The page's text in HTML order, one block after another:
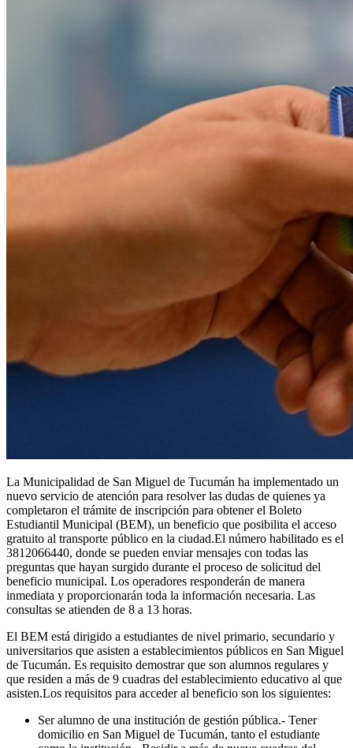
La Municipalidad de San Miguel de Tucumán ha implementado un
nuevo servicio de atención para resolver las dudas de quienes ya
completaron el trámite de inscripción para obtener el Boleto
Estudiantil Municipal (BEM), un beneficio que posibilita el acceso
gratuito al transporte público en la ciudad.El número habilitado es el
3812066440, donde se pueden enviar mensajes con todas las
preguntas que hayan surgido durante el proceso de solicitud del
beneficio municipal. Los operadores responderán de manera
inmediata y proporcionarán toda la información necesaria. Las
consultas se atienden de 8 a 13 horas.
El BEM está dirigido a estudiantes de nivel primario, secundario y
universitarios que asisten a establecimientos públicos en San Miguel
de Tucumán. Es requisito demostrar que son alumnos regulares y
que residen a más de 9 cuadras del establecimiento educativo al que
asisten.Los requisitos para acceder al beneficio son los siguientes:
Ser alumno de una institución de gestión pública.- Tener
domicilio en San Miguel de Tucumán, tanto el estudiante